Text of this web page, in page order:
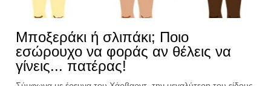
Μποξεράκι ή σλιπάκι; Ποιο
εσώρουχο να φοράς αν θέλεις να
γίνεις... πατέρας!